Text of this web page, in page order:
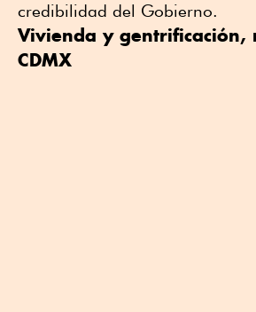
credibilidad del Gobierno.
Vivienda y gentrificación,
CDMX